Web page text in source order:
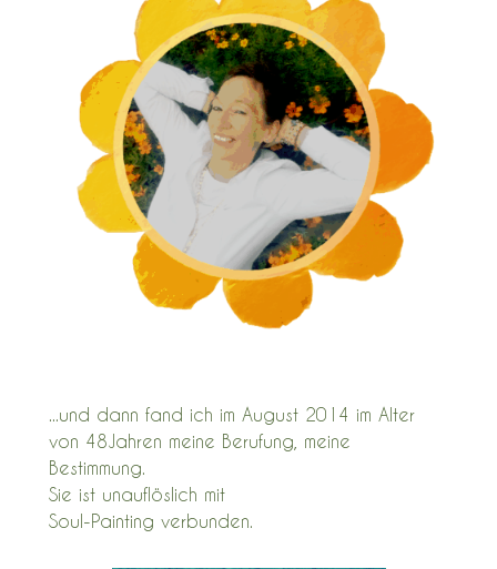
...und dann fand ich im August 2014 im Alter
von 48Jahren meine Berufung, meine
Bestimmung.
Sie ist unauflöslich mit
Soul-Painting verbunden.